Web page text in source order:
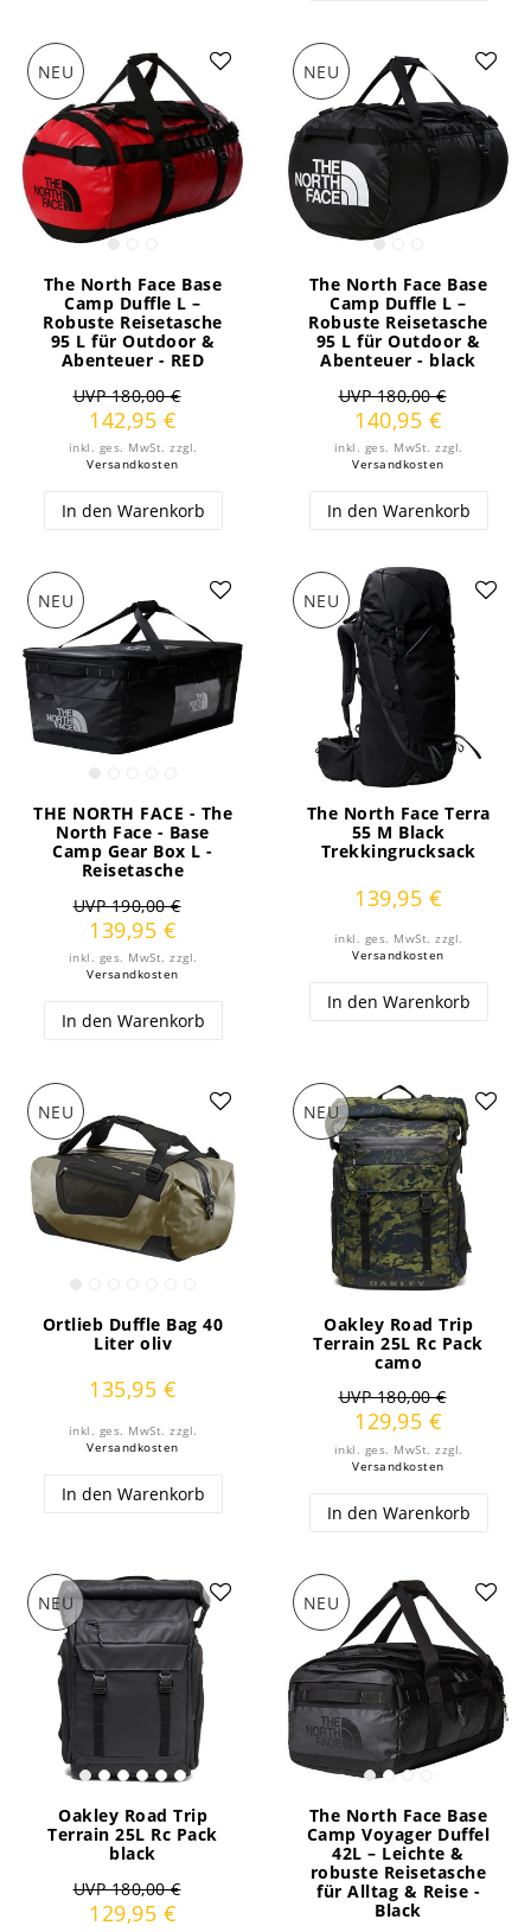
NEU
The North Face Base
Camp Duffle L –
Robuste Reisetasche
95 L für Outdoor &
Abenteuer - RED
UVP 180,00 €
142,95 €
inkl. ges. MwSt. zzgl.
Versandkosten
In den Warenkorb
NEU
The North Face Base
Camp Duffle L –
Robuste Reisetasche
95 L für Outdoor &
Abenteuer - black
UVP 180,00 €
140,95 €
inkl. ges. MwSt. zzgl.
Versandkosten
In den Warenkorb
NEU
THE NORTH FACE - The
North Face - Base
Camp Gear Box L -
Reisetasche
UVP 190,00 €
139,95 €
inkl. ges. MwSt. zzgl.
Versandkosten
In den Warenkorb
NEU
The North Face Terra
55 M Black
Trekkingrucksack
139,95 €
inkl. ges. MwSt. zzgl.
Versandkosten
In den Warenkorb
NEU
Ortlieb Duffle Bag 40
Liter oliv
135,95 €
inkl. ges. MwSt. zzgl.
Versandkosten
In den Warenkorb
NEU
Oakley Road Trip
Terrain 25L Rc Pack
camo
UVP 180,00 €
129,95 €
inkl. ges. MwSt. zzgl.
Versandkosten
In den Warenkorb
NEU
Oakley Road Trip
Terrain 25L Rc Pack
black
UVP 180,00 €
129,95 €
NEU
The North Face Base
Camp Voyager Duffel
42L – Leichte &
robuste Reisetasche
für Alltag & Reise -
Black